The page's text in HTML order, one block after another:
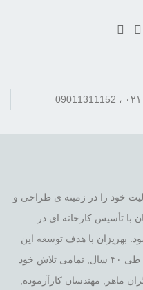
بهریزان در سال ۱۳۵۵ فعالیت خود را در زمینه ی طراحی و
با تأسیس کارخانه ای در
بهریزان با هدف توسعه این
صنعت بر اساس ارتقاء کیفیت و نوآوری طی ۴۰ سال, تمامی تلاش خود
ماهر, مهندسان کارآزموده,